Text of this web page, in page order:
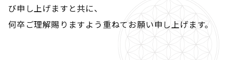
び申し上げますと共に、
何卒ご理解賜りますよう重ねてお願い申し上げます。